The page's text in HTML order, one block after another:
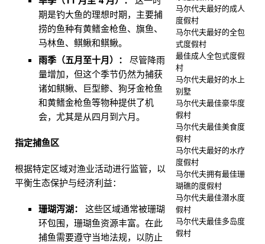
期是钓大鱼的理想时期，主要捕
捞的鱼种有黄鳍金枪鱼、旗鱼、
马林鱼、鲯鳅和鲯鳅。​
雨季（五月至十月）：
尽管降雨
量增加，但这个季节仍然为捕获
诸如鲯鳅、巨型鲹、狗牙金枪鱼
和黄鳍金枪鱼等物种提供了机
会，尤其是从四月到六月。
指定捕鱼区
根据特定区域对渔业活动进行监管，以
平衡生态保护与经济利益：
珊瑚泻湖：
这些区域通常被珊瑚
环包围，珊瑚鱼资源丰富。在此
捕鱼需要遵守当地法规，以防止
马尔代夫最好的成人
度假村
马尔代夫最好的全包
式度假村
最佳成人全包式度假
村
马尔代夫最好的水上
别墅
马尔代夫最佳豪华度
假村
马尔代夫最佳美食度
假村
马尔代夫最好的水疗
度假村
马尔代夫拥有最佳珊
瑚礁的度假村
马尔代夫最佳潜水度
假村
马尔代夫最佳多岛度
假村